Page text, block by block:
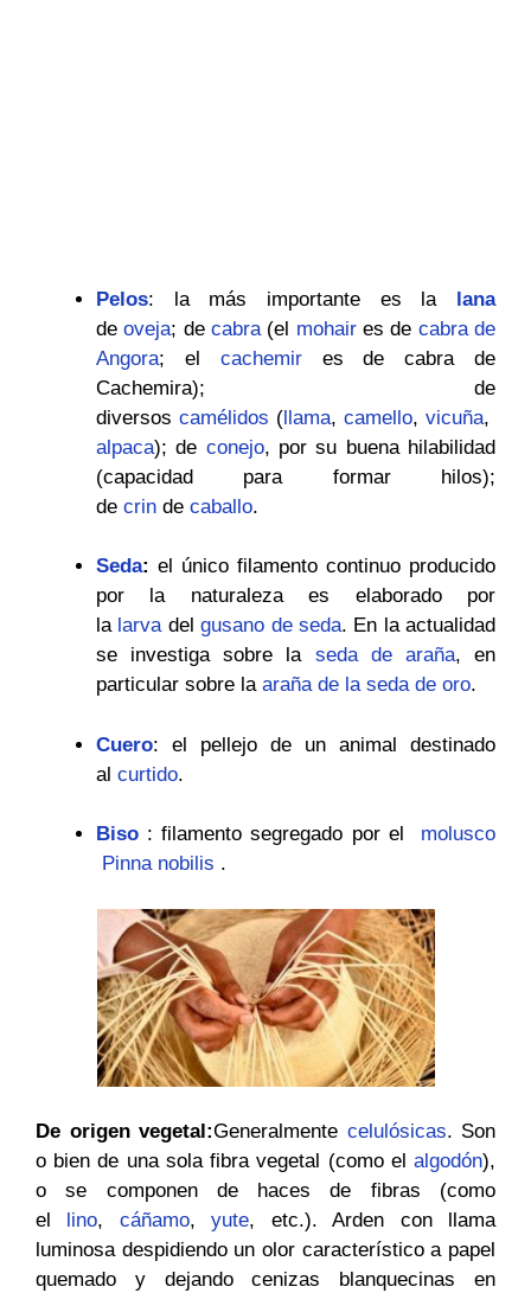
Pelos: la más importante es la lana
deoveja; decabra(el mohaires de cabra de
Angora; el cachemires de cabra de
Cachemira); de
diversos camélidos (llama, camello, vicuña,
alpaca); de conejo, por su buena hilabilidad
(capacidad para formar hilos);
de crin de caballo.​
Seda: el único filamento continuo producido
por la naturaleza es elaborado por
la larvadelgusano de seda. En la actualidad
se investiga sobre la seda de araña, en
particular sobre la araña de la seda de oro.​
Cuero: el pellejo de un animal destinado
al curtido.
Biso : filamento segregado por el
molusco
Pinna nobilis .
De origen vegetal:Generalmente celulósicas. Son
o bien de una sola fibra vegetal (como el algodón),
o se componen de haces de fibras (como
el
lino, cáñamo,yute, etc.). Arden con llama
luminosa despidiendo un olor característico a papel
quemado y dejando cenizas blanquecinas en